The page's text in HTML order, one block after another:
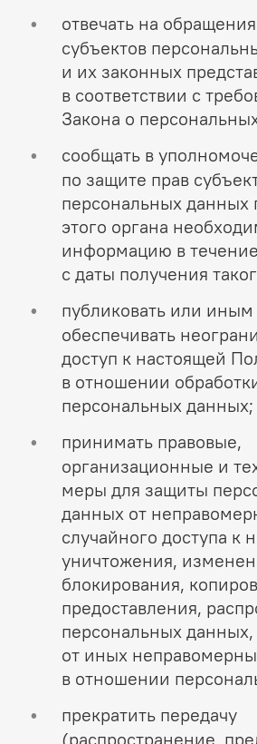
отвечать на
субъектов
и их законных
в соответствии с
Закона о
сообщать в
по защите прав
персональных данных
этого органа
информацию в
с даты получения
публиковать или
обеспечивать
доступ к настоящей
в отношении
персональных данных;
принимать правовые,
организационные и
меры для защиты
данных от
случайного доступа к
уничтожения,
блокирования,
предоставления,
персональных данных,
от иных
в отношении
прекратить передачу
(распространение,